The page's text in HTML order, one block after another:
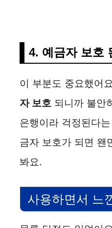
4. 예금자 보호
이 부분도 중요했어
자 보호 되니까 불안
은행이라 걱정된다
금자 보호가 되면 왠
봐요.
사용하면서 느